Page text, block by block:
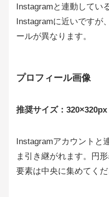
Instagramと連動してい
Instagramに近いですが
ールが異なります。
プロフィール画像
推奨サイズ：320×320px
Instagramアカウントと
ま引き継がれます。円
要素は中央に集めてくだ